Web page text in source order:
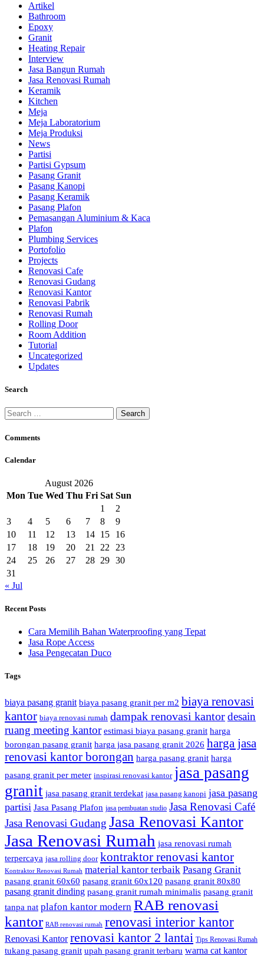
Artikel
Bathroom
Epoxy
Granit
Heating Repair
Interview
Jasa Bangun Rumah
Jasa Renovasi Rumah
Keramik
Kitchen
Meja
Meja Laboratorium
Meja Produksi
News
Partisi
Partisi Gypsum
Pasang Granit
Pasang Kanopi
Pasang Keramik
Pasang Plafon
Pemasangan Aluminium & Kaca
Plafon
Plumbing Services
Portofolio
Projects
Renovasi Cafe
Renovasi Gudang
Renovasi Kantor
Renovasi Pabrik
Renovasi Rumah
Rolling Door
Room Addition
Tutorial
Uncategorized
Updates
Search
Search
for:
Comments
Calendar
August 2026
Mon Tue Wed Thu Fri Sat Sun
1
2
3
4 5 6 7 8
9
10
11 12 13 14 15
16
17
18 19 20 21 22
23
24
25 26 27 28 29 30
31
« Jul
Recent Posts
Cara Memilih Bahan Waterproofing yang Tepat
Jasa Rope Access
Jasa Pengecatan Duco
Tags
biaya pasang granit biaya pasang granit per m2 biaya renovasi
kantor biaya renovasi rumah dampak renovasi kantordesain
ruang meeting kantor estimasi biaya pasang granit harga
borongan pasang granit harga jasa pasang granit 2026 harga jasa
renovasi kantor borongan harga pasang granit harga
pasang granit per meter inspirasi renovasi kantor jasa pasang
granit jasa pasang granit terdekat jasa pasang kanopi jasa pasang
partisi Jasa Pasang Plafon jasa pembuatan studio Jasa Renovasi Café
Jasa Renovasi Gudang Jasa Renovasi Kantor
Jasa Renovasi Rumah jasa renovasi rumah
terpercaya jasa rolling door kontraktor renovasi kantor
Kontraktor Renovasi Rumah material kantor terbaik Pasang Granit
pasang granit 60x60 pasang granit 60x120 pasang granit 80x80
pasang granit dinding pasang granit rumah minimalis pasang granit
tanpa nat plafon kantor modern RAB renovasi
kantor RAB renovasi rumah renovasi interior kantor
Renovasi Kantor renovasi kantor 2 lantai Tips Renovasi Rumah
tukang pasang granit upah pasang granit terbaru warna cat kantor